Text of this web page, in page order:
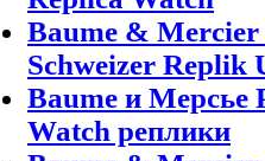
Baume &
Schweizer Replik
Baume и Мерсье
Watch реплики